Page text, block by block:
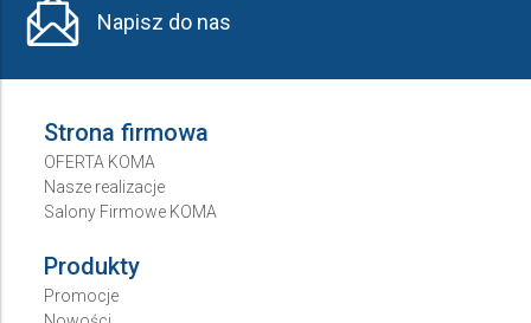
Napisz do nas
Strona firmowa
OFERTA KOMA
Nasze realizacje
Salony Firmowe KOMA
Produkty
Promocje